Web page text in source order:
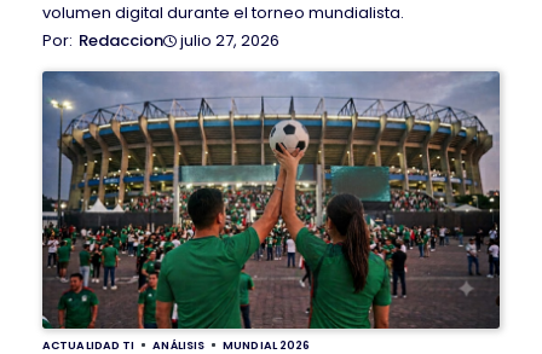
volumen digital durante el torneo mundialista.
Redaccion
julio 27, 2026
ACTUALIDAD TI ANÁLISIS MUNDIAL 2026